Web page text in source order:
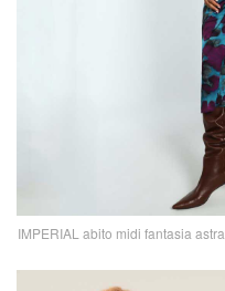
IMPERIAL abito midi fantasia